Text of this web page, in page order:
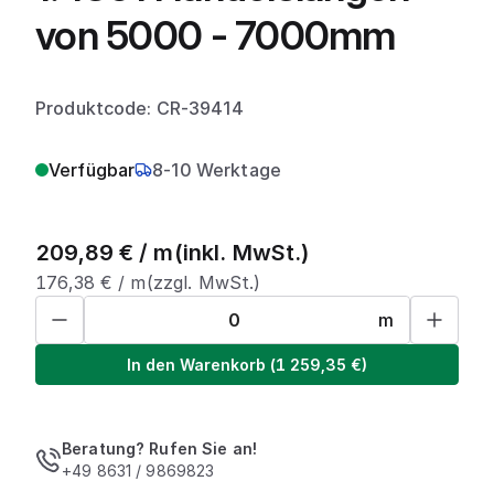
von 5000 - 7000mm
Produktcode: CR-39414
Verfügbar 8-10 Werktage
209,89 € / m(inkl. MwSt.)
176,38 € / m(zzgl. MwSt.)
m
In den Warenkorb (1 259,35 €)
Beratung? Rufen Sie an!
+49 8631 / 9869823